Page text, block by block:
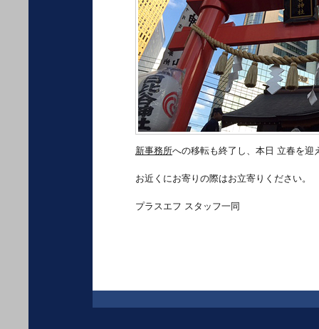
新事務所への移転も終了し、本日 立春を迎
お近くにお寄りの際はお立寄りください。
プラスエフ スタッフ一同